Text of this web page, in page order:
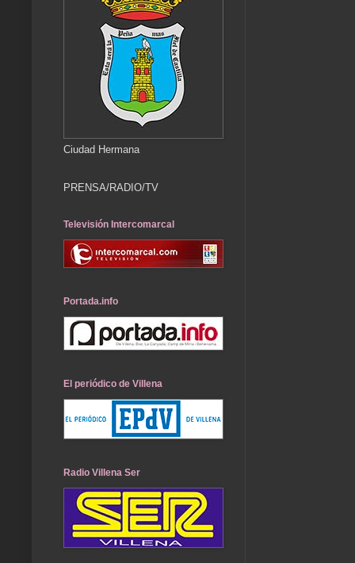
Ciudad Hermana
PRENSA/RADIO/TV
Televisión Intercomarcal
Portada.info
El periódico de Villena
Radio Villena Ser